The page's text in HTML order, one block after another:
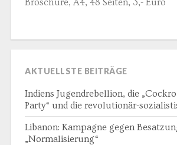
Broschüre, A4, 48 Seiten, 3,- Euro
AKTUELLSTE BEITRÄGE
Indiens Jugendrebellion, die
Party“ und die revolutionär-
Libanon: Kampagne gegen
„Normalisierung“